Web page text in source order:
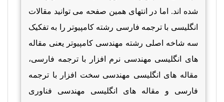
شده اند. اما در انتهای همین صفحه می توانید مقالات
انگلیسی با ترجمه فارسی رشته کامپیوتر را به تفکیک
سه شاخه اصلی رشته مهندسی کامپیوتر یعنی مقاله
های انگلیسی مهندسی نرم افزار با ترجمه فارسی،
مقاله های انگلیسی مهندسی سخت افزار با ترجمه
فارسی و مقاله های انگلیسی مهندسی فناوری